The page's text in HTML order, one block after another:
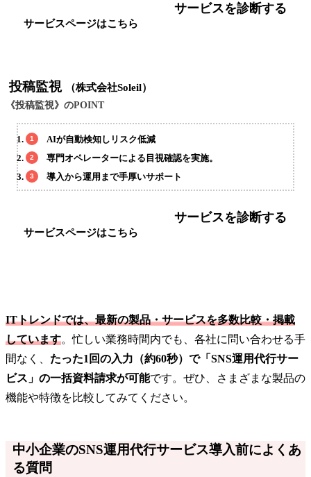
サービスページはこちら
サービスを診断する
投稿監視 （株式会社Soleil）
《投稿監視》のPOINT
AIが自動検知しリスク低減
専門オペレーターによる目視確認を実施。
導入から運用まで手厚いサポート
サービスページはこちら
サービスを診断する
ITトレンドでは、最新の製品・サービスを多数比較・掲載
しています。忙しい業務時間内でも、各社に問い合わせる手
間なく、 たった1回の入力（約60秒）で「SNS運用代行サー
ビス」の一括資料請求が可能です。ぜひ、さまざまな製品の
機能や特徴を比較してみてください。
中小企業のSNS運用代行サービス導入前によくあ
る質問